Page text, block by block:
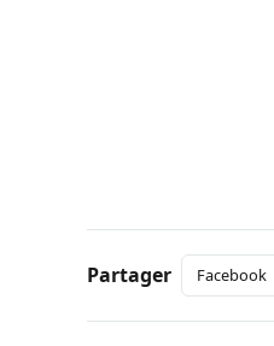
Partager Facebook